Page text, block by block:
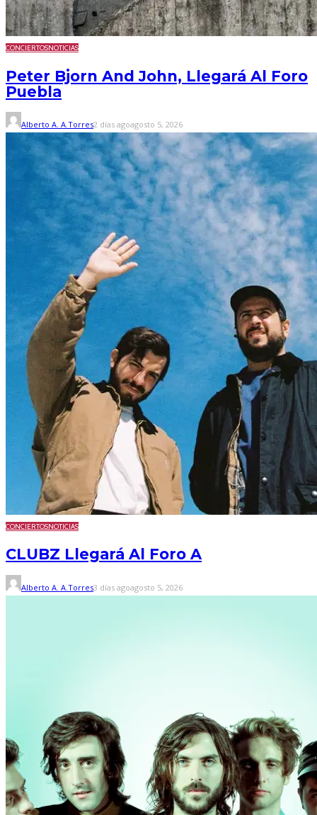
CONCIERTOSNOTICIAS
Peter Bjorn And John, Llegará Al Foro
Puebla
Alberto A. A.Torres2 días agoagosto 5, 2026
CONCIERTOSNOTICIAS
CLUBZ Llegará Al Foro A
Alberto A. A.Torres3 días agoagosto 5, 2026